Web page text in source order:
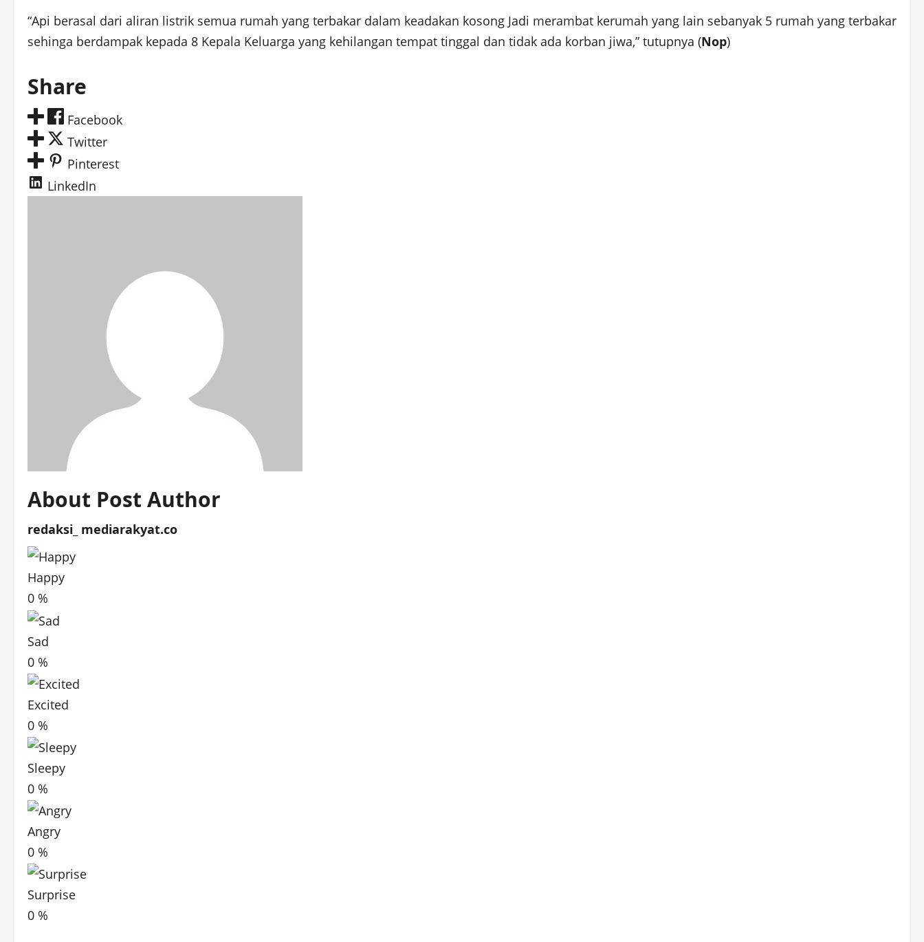
“Api berasal dari aliran listrik semua rumah yang terbakar dalam keadakan kosong Jadi merambat kerumah yang lain sebanyak 5 rumah yang terbakar
sehinga berdampak kepada 8 Kepala Keluarga yang kehilangan tempat tinggal dan tidak ada korban jiwa,” tutupnya (Nop)
Share
Facebook
Twitter
Pinterest
LinkedIn
About Post Author
redaksi_ mediarakyat.co
Happy
0 %
Sad
0 %
Excited
0 %
Sleepy
0 %
Angry
0 %
Surprise
0 %